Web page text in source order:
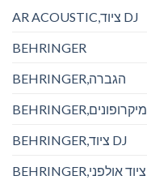
AR ACOUSTIC,ציוד DJ
BEHRINGER
BEHRINGER,הגברה
BEHRINGER,מיקרופונים
BEHRINGER,ציוד DJ
BEHRINGER,ציוד אולפני